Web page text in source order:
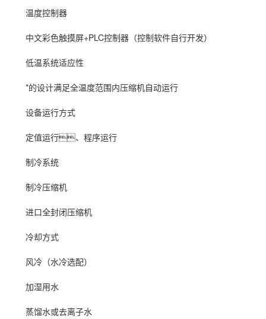
温度控制器
中文彩色触摸屏+PLC控制器（控制软件自行开发）
低温系统适应性
*的设计满足全温度范围内压缩机自动运行
设备运行方式
定值运行、程序运行
制冷系统
制冷压缩机
进口全封闭压缩机
冷却方式
风冷（水冷选配）
加湿用水
蒸馏水或去离子水